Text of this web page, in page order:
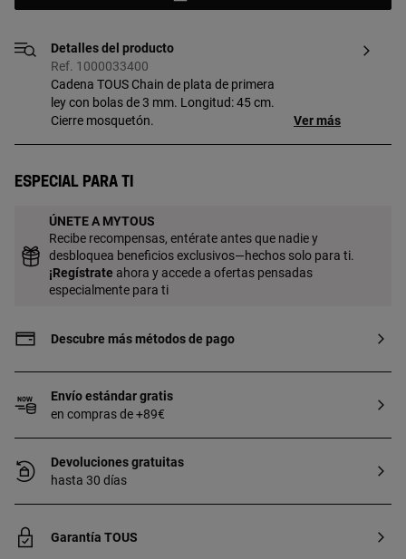
Detalles del producto
Ref. 1000033400
Cadena TOUS Chain de plata de primera
ley con bolas de 3 mm. Longitud: 45 cm.
Cierre mosquetón.
Ver más
Especial para ti
ÚNETE A MYTOUS
Recibe recompensas, entérate antes que nadie y
desbloquea beneficios exclusivos—hechos solo para ti.
¡Regístrate ahora y accede a ofertas pensadas
especialmente para ti
Descubre más métodos de pago
Envío estándar gratis
en compras de +89€
Devoluciones gratuitas
hasta 30 días
Garantía TOUS